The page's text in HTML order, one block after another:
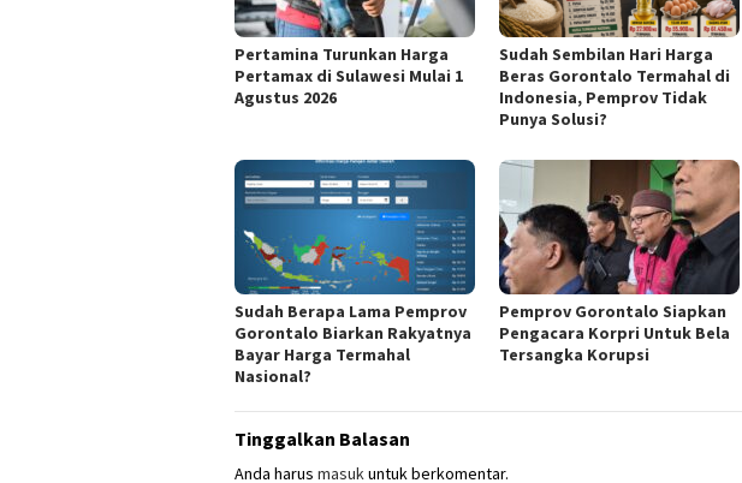
Pertamina Turunkan Harga
Pertamax di Sulawesi Mulai 1
Agustus 2026
Sudah Sembilan Hari Harga
Beras Gorontalo Termahal di
Indonesia, Pemprov Tidak
Punya Solusi?
Sudah Berapa Lama Pemprov
Gorontalo Biarkan Rakyatnya
Bayar Harga Termahal
Nasional?
Pemprov Gorontalo Siapkan
Pengacara Korpri Untuk Bela
Tersangka Korupsi
Tinggalkan Balasan
Anda harus masukuntuk berkomentar.